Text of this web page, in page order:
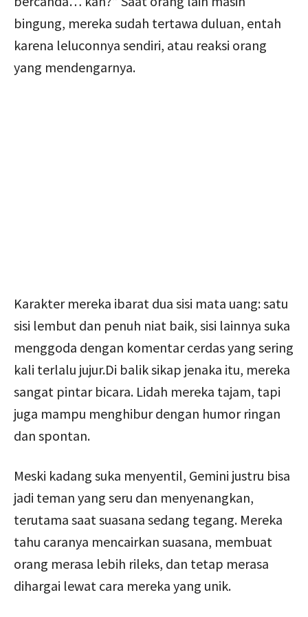
bingung, mereka sudah tertawa duluan, entah
karena leluconnya sendiri, atau reaksi orang
yang mendengarnya.
Karakter mereka ibarat dua sisi mata uang: satu
sisi lembut dan penuh niat baik, sisi lainnya suka
menggoda dengan komentar cerdas yang sering
kali terlalu jujur.Di balik sikap jenaka itu, mereka
sangat pintar bicara. Lidah mereka tajam, tapi
juga mampu menghibur dengan humor ringan
dan spontan.
Meski kadang suka menyentil, Gemini justru bisa
jadi teman yang seru dan menyenangkan,
terutama saat suasana sedang tegang. Mereka
tahu caranya mencairkan suasana, membuat
orang merasa lebih rileks, dan tetap merasa
dihargai lewat cara mereka yang unik.